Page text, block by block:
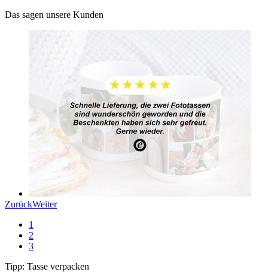
Das sagen unsere Kunden
ZurückWeiter
1
2
3
Tipp: Tasse verpacken